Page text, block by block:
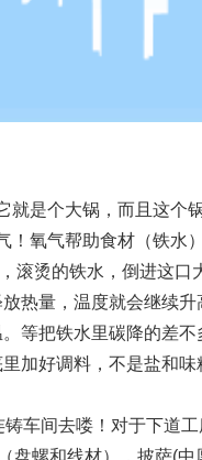
是个大锅，而且这个
氧气帮助食材（铁水
滚烫的铁水，倒进这口
热量，温度就会继续
等把铁水里碳降的差
加好调料，不是盐和
车间去喽！对于下道
螺和线材），披萨(中